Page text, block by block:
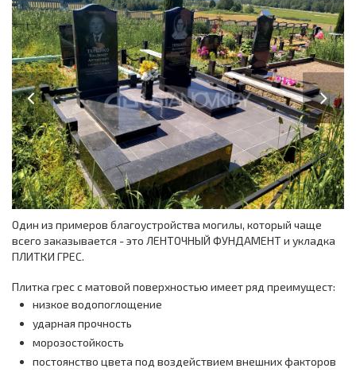
Previous Next
Один из примеров благоустройства могилы, который чаще
всего заказывается - это ЛЕНТОЧНЫЙ ФУНДАМЕНТ и укладка
ПЛИТКИ ГРЕС.
Плитка грес с матовой поверхностью имеет ряд преимущест:
низкое водопоглощение
ударная прочность
морозостойкость
постоянство цвета под воздействием внешних факторов